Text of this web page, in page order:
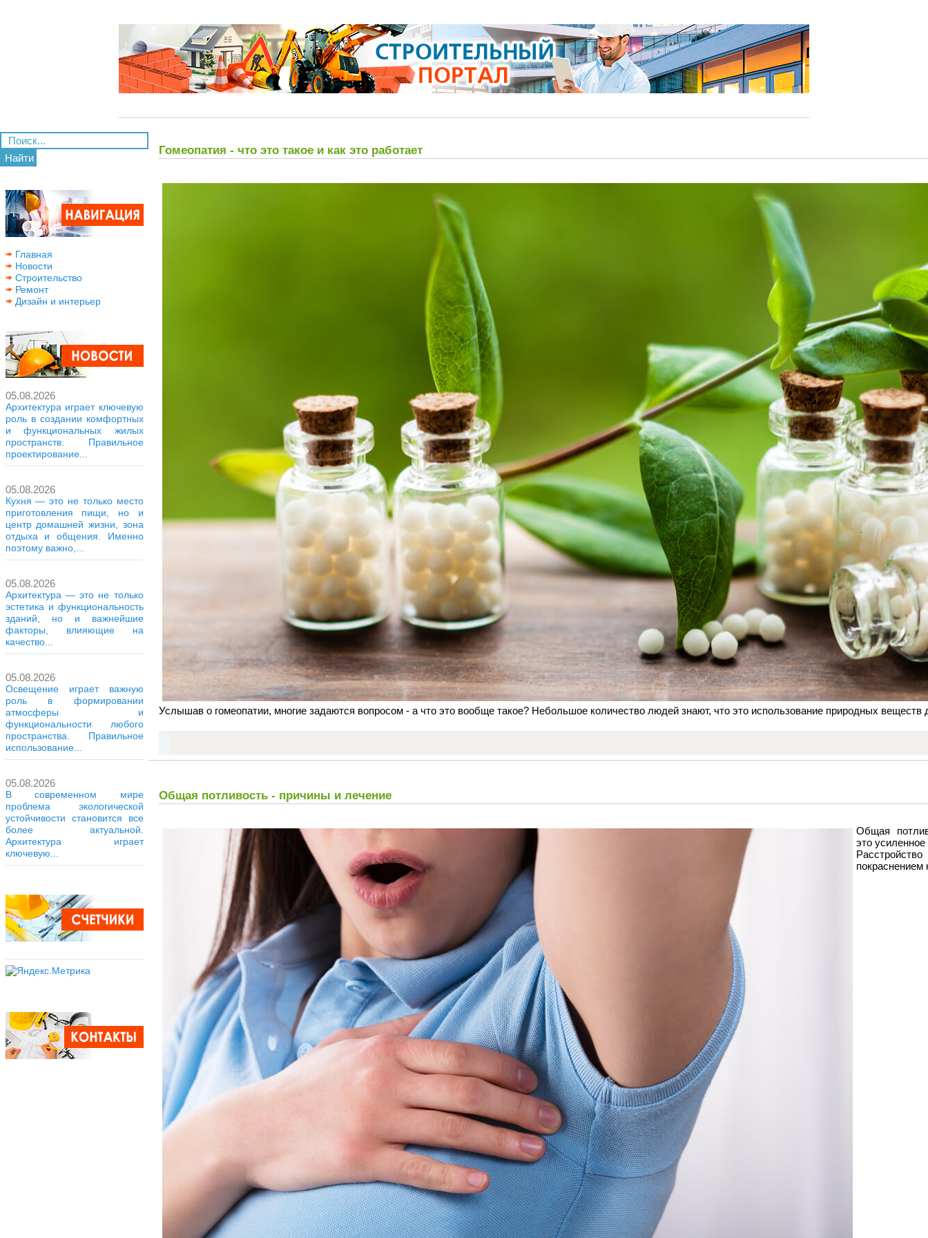
Найти
Главная
Новости
Строительство
Ремонт
Дизайн и интерьер
05.08.2026
Архитектура играет ключевую
роль в создании комфортных
и функциональных жилых
пространств. Правильное
проектирование...
05.08.2026
Кухня — это не только место
приготовления пищи, но и
центр домашней жизни, зона
отдыха и общения. Именно
поэтому важно,...
05.08.2026
Архитектура — это не только
эстетика и функциональность
зданий, но и важнейшие
факторы, влияющие на
качество...
05.08.2026
Освещение играет важную
роль в формировании
атмосферы и
функциональности любого
пространства. Правильное
использование...
05.08.2026
В современном мире
проблема экологической
устойчивости становится все
более актуальной.
Архитектура играет
ключевую...
Гомеопатия - что это такое и как это работает
Услышав о гомеопатии, многие задаются вопросом - а что это вообще такое? Небольшое количество людей знают, что это использование природных веществ
Общая потливость - причины и лечение
Общая
это